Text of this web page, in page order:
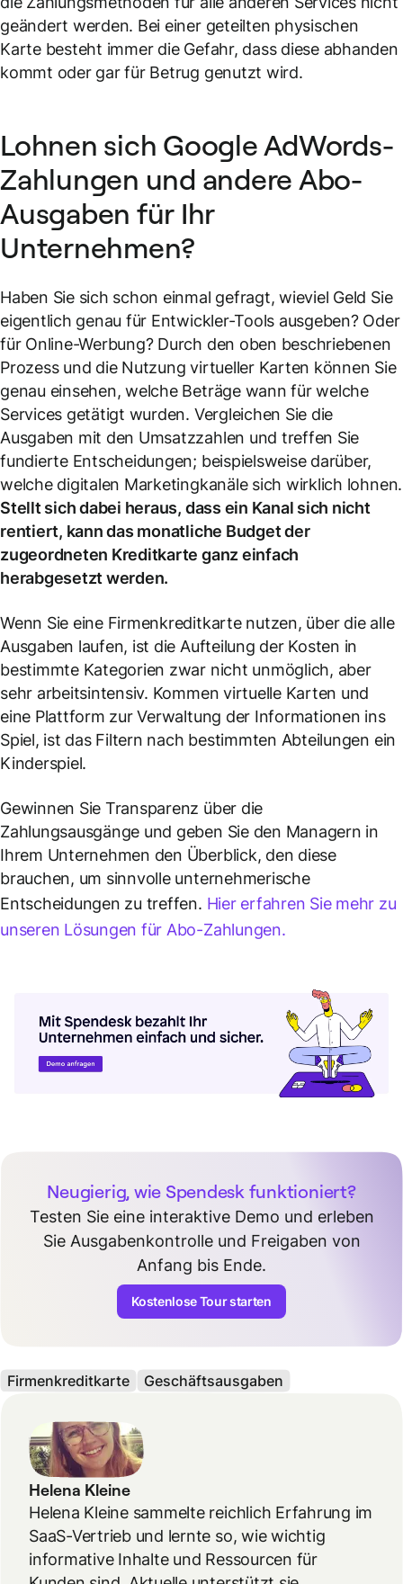
geändert werden. Bei einer geteilten physischen
Karte besteht immer die Gefahr, dass diese abhanden
kommt oder gar für Betrug genutzt wird.
Lohnen sich Google AdWords-
Zahlungen und andere Abo-
Ausgaben für Ihr
Unternehmen?
Haben Sie sich schon einmal gefragt, wieviel Geld Sie
eigentlich genau für Entwickler-Tools ausgeben? Oder
für Online-Werbung? Durch den oben beschriebenen
Prozess und die Nutzung virtueller Karten können Sie
genau einsehen, welche Beträge wann für welche
Services getätigt wurden. Vergleichen Sie die
Ausgaben mit den Umsatzzahlen und treffen Sie
fundierte Entscheidungen; beispielsweise darüber,
welche digitalen Marketingkanäle sich wirklich lohnen.
Stellt sich dabei heraus, dass ein Kanal sich nicht
rentiert, kann das monatliche Budget der
zugeordneten Kreditkarte ganz einfach
herabgesetzt werden.
Wenn Sie eine Firmenkreditkarte nutzen, über die alle
Ausgaben laufen, ist die Aufteilung der Kosten in
bestimmte Kategorien zwar nicht unmöglich, aber
sehr arbeitsintensiv. Kommen virtuelle Karten und
eine Plattform zur Verwaltung der Informationen ins
Spiel, ist das Filtern nach bestimmten Abteilungen ein
Kinderspiel.
Gewinnen Sie Transparenz über die
Zahlungsausgänge und geben Sie den Managern in
Ihrem Unternehmen den Überblick, den diese
brauchen, um sinnvolle unternehmerische
Entscheidungen zu treffen. Hier erfahren Sie mehr zu
unseren Lösungen für Abo-Zahlungen.
Neugierig, wie Spendesk funktioniert?
Testen Sie eine interaktive Demo und erleben
Sie Ausgabenkontrolle und Freigaben von
Anfang bis Ende.
Kostenlose Tour starten
Firmenkreditkarte Geschäftsausgaben
Helena Kleine
Helena Kleine sammelte reichlich Erfahrung im
SaaS-Vertrieb und lernte so, wie wichtig
informative Inhalte und Ressourcen für